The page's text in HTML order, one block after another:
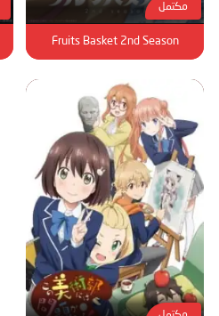
مكتمل
Fruits Basket 2nd Season